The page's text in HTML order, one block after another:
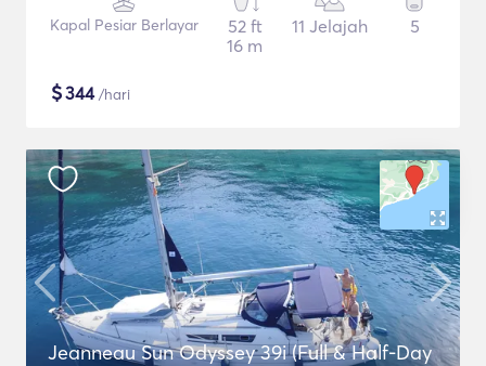
Kapal Pesiar Berlayar
52 ft
16 m
11 Jelajah 5
$344/hari
Jeanneau Sun Odyssey 39i (Full & Half-Day